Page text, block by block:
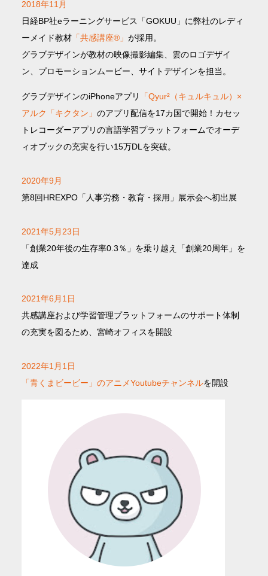
2018年11月
日経BP社eラーニングサービス「GOKUU」に弊社のレディ
ーメイド教材「共感講座®」 が採用。
グラブデザインが教材の映像撮影編集、雲のロゴデザイ
ン、プロモーションムービー、サイトデザインを担当。
グラブデザインのiPhoneアプリ
「Qyur²（キュルキュル）×
アルク「キクタン」 のアプリ配信を17カ国で開始！カセッ
トレコーダーアプリの言語学習プラットフォームでオーデ
ィオブックの充実を行い15万DLを突破。
2020年9月
第8回HREXPO「人事労務・教育・採用」展示会へ初出展
2021年5月23日
「創業20年後の生存率0.3％」を乗り越え「創業20周年」を
達成
2021年6月1日
共感講座および学習管理プラットフォームのサポート体制
の充実を図るため、宮崎オフィスを開設
2022年1月1日
「青くまビービー」のアニメYoutubeチャンネルを開設